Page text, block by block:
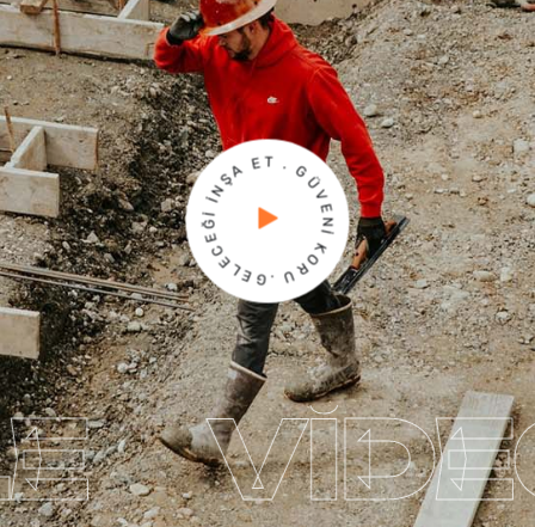
G
E
L
E
C
E
Ğ
İ
İ
N
ŞA E T . GÜ
V
E
N
İ
K
O
R
U
.